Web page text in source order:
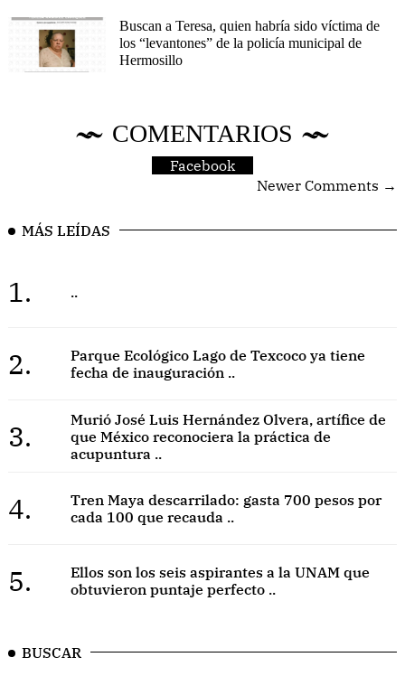
Buscan a Teresa, quien habría sido víctima de
los “levantones” de la policía municipal de
Hermosillo
COMENTARIOS
Facebook
Newer Comments →
MÁS LEÍDAS
1. ..
2.
Parque Ecológico Lago de Texcoco ya tiene
fecha de inauguración ..
3.
Murió José Luis Hernández Olvera, artífice de
que México reconociera la práctica de
acupuntura ..
4.
Tren Maya descarrilado: gasta 700 pesos por
cada 100 que recauda ..
5.
Ellos son los seis aspirantes a la UNAM que
obtuvieron puntaje perfecto ..
BUSCAR